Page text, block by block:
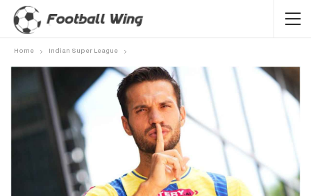
Home Indian Super League